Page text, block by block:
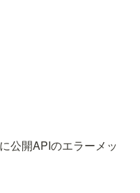
公開APIのエラーメッ